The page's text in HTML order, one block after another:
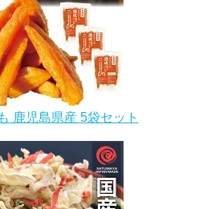
鹿児島県産 5袋セット